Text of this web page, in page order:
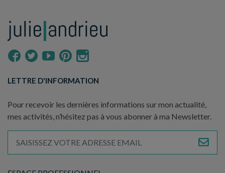
LETTRE D'INFORMATION
Pour recevoir les dernières informations sur mon actualité,
mes activités, n’hésitez pas à vous abonner à ma Newsletter.